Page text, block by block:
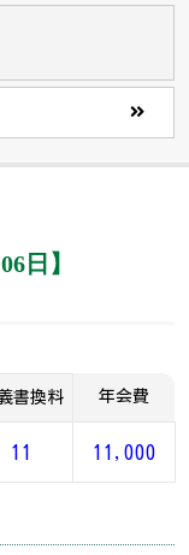
日】
書換料 年会費
11 11,000